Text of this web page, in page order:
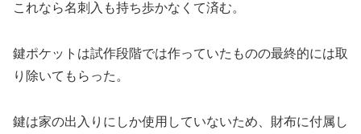
これなら名刺入も持ち歩かなくて済む。
鍵ポケットは試作段階では作っていたものの最終的には取
り除いてもらった。
鍵は家の出入りにしか使用していないため、財布に付属し